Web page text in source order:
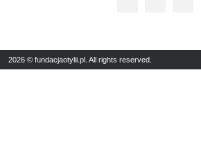
2026 © fundacjaotylii.pl. All rights reserved.